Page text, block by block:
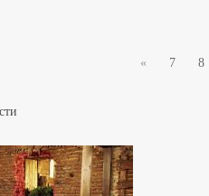
« 7 8